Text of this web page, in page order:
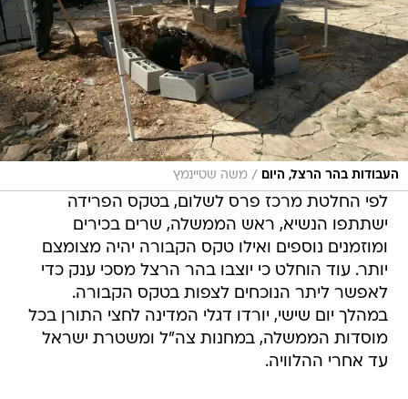
העבודות בהר הרצל, היום / משה שטיינמץ
לפי החלטת מרכז פרס לשלום, בטקס הפרידה
ישתתפו הנשיא, ראש הממשלה, שרים בכירים
ומוזמנים נוספים ואילו טקס הקבורה יהיה מצומצם
יותר. עוד הוחלט כי יוצבו בהר הרצל מסכי ענק כדי
לאפשר ליתר הנוכחים לצפות בטקס הקבורה.
במהלך יום שישי, יורדו דגלי המדינה לחצי התורן בכל
מוסדות הממשלה, במחנות צה"ל ומשטרת ישראל
עד אחרי ההלוויה.